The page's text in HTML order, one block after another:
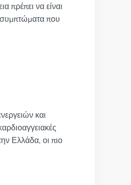
πρέπει να είναι
συμπτώματα που
και
Ελλάδα, οι πιο